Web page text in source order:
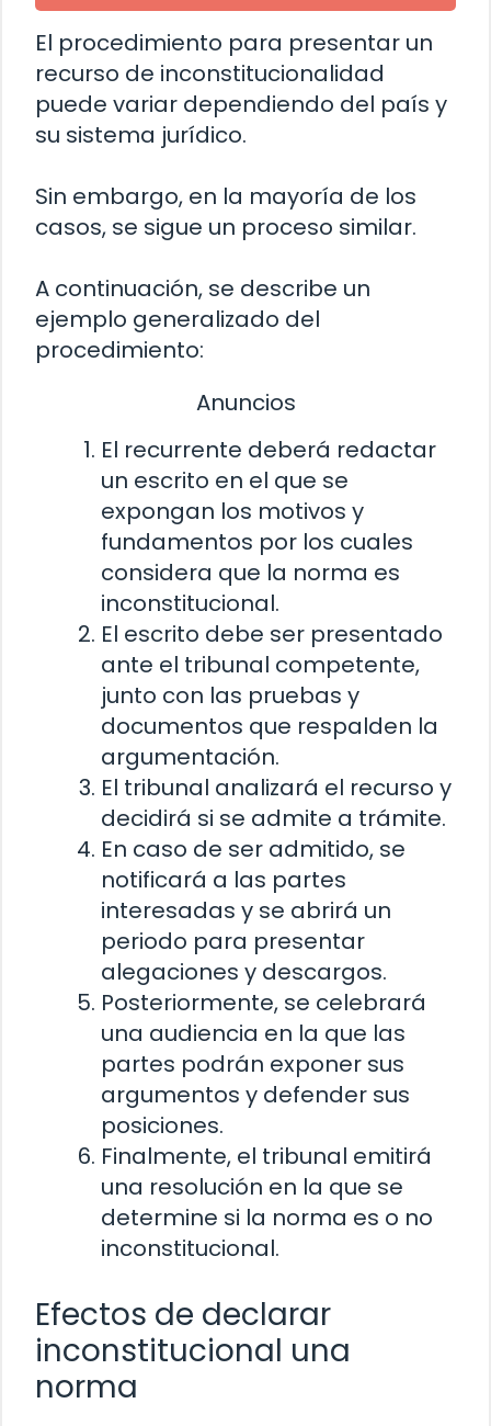
El procedimiento para presentar un
recurso de inconstitucionalidad
puede variar dependiendo del país y
su sistema jurídico.
Sin embargo, en la mayoría de los
casos, se sigue un proceso similar.
A continuación, se describe un
ejemplo generalizado del
procedimiento:
Anuncios
El recurrente deberá redactar
un escrito en el que se
expongan los motivos y
fundamentos por los cuales
considera que la norma es
inconstitucional.
El escrito debe ser presentado
ante el tribunal competente,
junto con las pruebas y
documentos que respalden la
argumentación.
El tribunal analizará el recurso y
decidirá si se admite a trámite.
En caso de ser admitido, se
notificará a las partes
interesadas y se abrirá un
periodo para presentar
alegaciones y descargos.
Posteriormente, se celebrará
una audiencia en la que las
partes podrán exponer sus
argumentos y defender sus
posiciones.
Finalmente, el tribunal emitirá
una resolución en la que se
determine si la norma es o no
inconstitucional.
Efectos de declarar
inconstitucional una
norma